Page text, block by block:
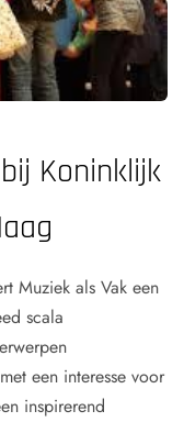
Koninklijk
Muziek als Vak een
scala
een interesse voor
inspirerend